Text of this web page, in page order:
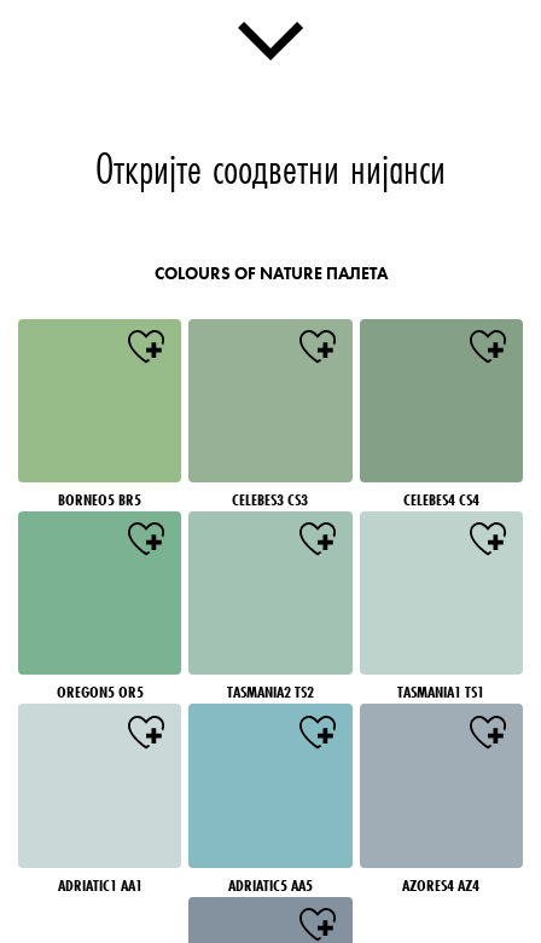
Откријте соодветни нијанси
COLOURS OF NATURE ПАЛЕТА
BORNEO5 BR5 CELEBES3 CS3 CELEBES4 CS4
OREGON5 OR5 TASMANIA2 TS2 TASMANIA1 TS1
ADRIATIC1 AA1 ADRIATIC5 AA5 AZORES4 AZ4